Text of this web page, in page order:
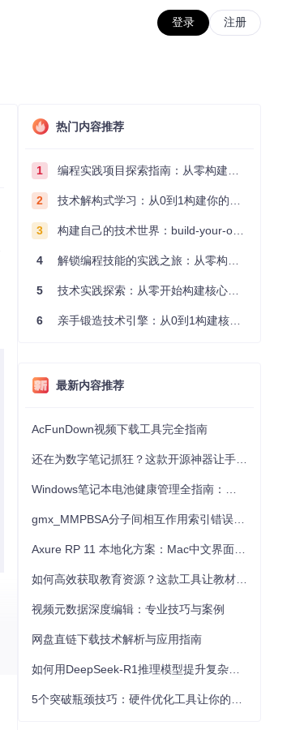
登录 注册
热门内容推荐
1 编程实践项目探索指南：从零构建技术能力体系
2 技术解构式学习：从0到1构建你的编程知识体系
3 构建自己的技术世界：build-your-own-x项目的实践探索指南
4 解锁编程技能的实践之旅：从零构建你的技术世界
5 技术实践探索：从零开始构建核心系统的实践指南
6 亲手锻造技术引擎：从0到1构建核心系统的实践指南
最新内容推荐
AcFunDown视频下载工具完全指南
视频元数据深度编辑：专业技巧与案例
网盘直链下载技术解析与应用指南